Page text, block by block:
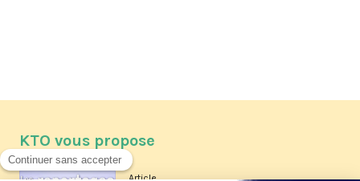
KTO vous propose
Article